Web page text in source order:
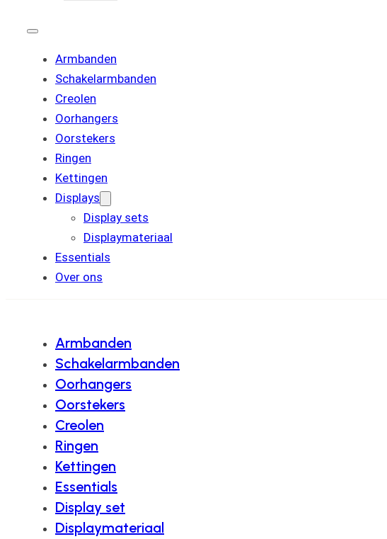
Armbanden
Schakelarmbanden
Creolen
Oorhangers
Oorstekers
Ringen
Kettingen
Displays
Display sets
Displaymateriaal
Essentials
Over ons
Armbanden
Schakelarmbanden
Oorhangers
Oorstekers
Creolen
Ringen
Kettingen
Essentials
Display set
Displaymateriaal